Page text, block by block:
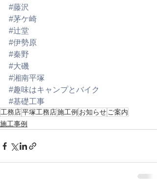
#藤沢
#茅ケ崎
#辻堂
#伊勢原
#秦野
#大磯
#湘南平塚
#趣味はキャンプとバイク
#基礎工事
工務店平塚工務店施工例 お知らせ ご案内
施工事例